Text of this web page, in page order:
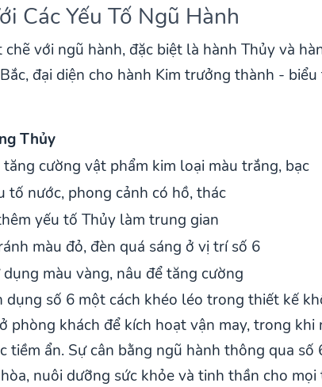
Các Yếu Tố Ngũ Hành
với ngũ hành, đặc biệt là hành Thủy và
đại diện cho hành Kim trưởng thành -
Thủy
cường vật phẩm kim loại màu trắng, bạc
tố nước, phong cảnh có hồ, thác
yếu tố Thủy làm trung gian
màu đỏ, đèn quá sáng ở vị trí số 6
màu vàng, nâu để tăng cường
số 6 một cách khéo léo trong thiết kế
khách để kích hoạt vận may, trong khi
tiềm ẩn. Sự cân bằng ngũ hành thông qua
nuôi dưỡng sức khỏe và tinh thần cho